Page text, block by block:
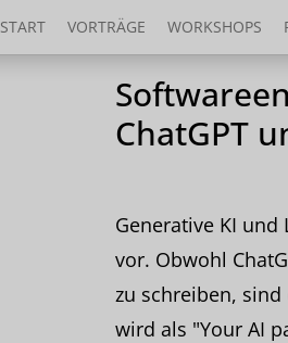
START VORTRÄGE WORKSHOPS
ChatGPT
Generative KI und
vor. Obwohl
zu schreiben,
wird als "Your AI